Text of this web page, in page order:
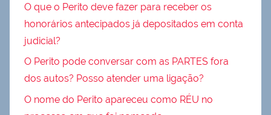
O que o Perito deve fazer para receber os
honorários antecipados já depositados em conta
judicial?
O Perito pode conversar com as PARTES fora
dos autos? Posso atender uma ligação?
O nome do Perito apareceu como RÉU no